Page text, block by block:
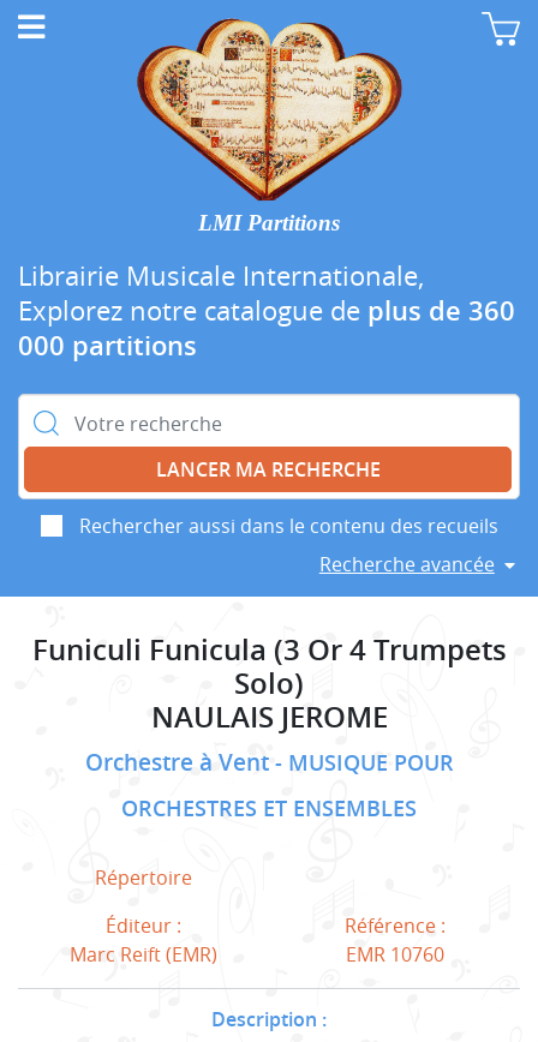
LMI Partitions
Librairie Musicale Internationale,
Explorez notre catalogue de plus de 360
000 partitions
Rechercher :
Rechercher aussi dans le contenu des recueils
Recherche avancée
Funiculi Funicula (3 Or 4 Trumpets
Solo)
NAULAIS JEROME
Orchestre à Vent
MUSIQUE POUR
ORCHESTRES ET ENSEMBLES
Répertoire
Éditeur :
Marc Reift (EMR)
Référence :
EMR 10760
Description :